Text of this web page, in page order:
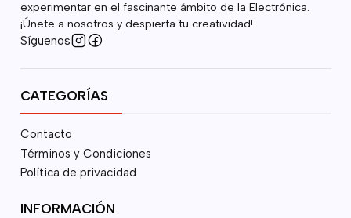
experimentar en el fascinante ámbito de la Electrónica.
¡Únete a nosotros y despierta tu creatividad!
Síguenos
CATEGORÍAS
Contacto
Términos y Condiciones
Política de privacidad
INFORMACIÓN